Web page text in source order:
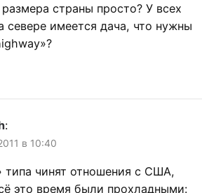
страны просто? У всех
севере имеется дача, что нужны
:
в 10:40
типа чинят отношения с США,
это время были прохладными: